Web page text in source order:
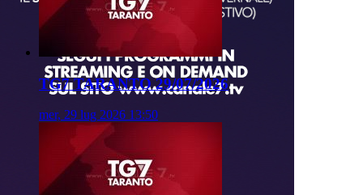
TG7 TARANTO 29/07/2026
mer, 29 lug 2026 13:50